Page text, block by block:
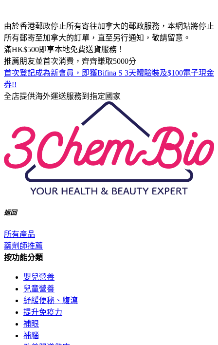
由於香港郵政停止所有寄往加拿大的郵政服務，本網站將停止
所有郵寄至加拿大的訂單，直至另行通知，敬請留意。
滿HK$500即享本地免費送貨服務！
推薦朋友並首次消費，齊齊賺取5000分
首次登記成為新會員，即獲Bifina S 3天體驗裝及$100電子現金
券!!
全店提供海外運送服務到指定國家
返回
所有產品
藥劑師推薦
按功能分類
嬰兒營養
兒童營養
紓緩便秘、腹瀉
提升免疫力
補眼
補腦